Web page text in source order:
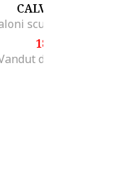
CALVIN KLEIN
183
de MODIVO SA